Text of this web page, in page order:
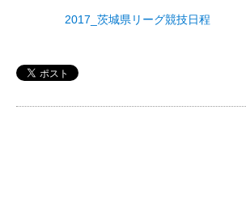
2017_茨城県リーグ競技日程